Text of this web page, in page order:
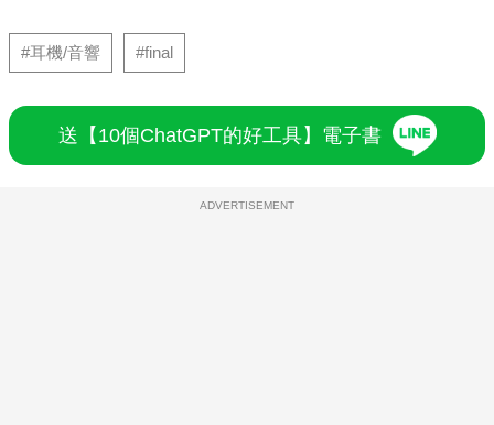
#耳機/音響 #final
送【10個ChatGPT的好工具】電子書
ADVERTISEMENT